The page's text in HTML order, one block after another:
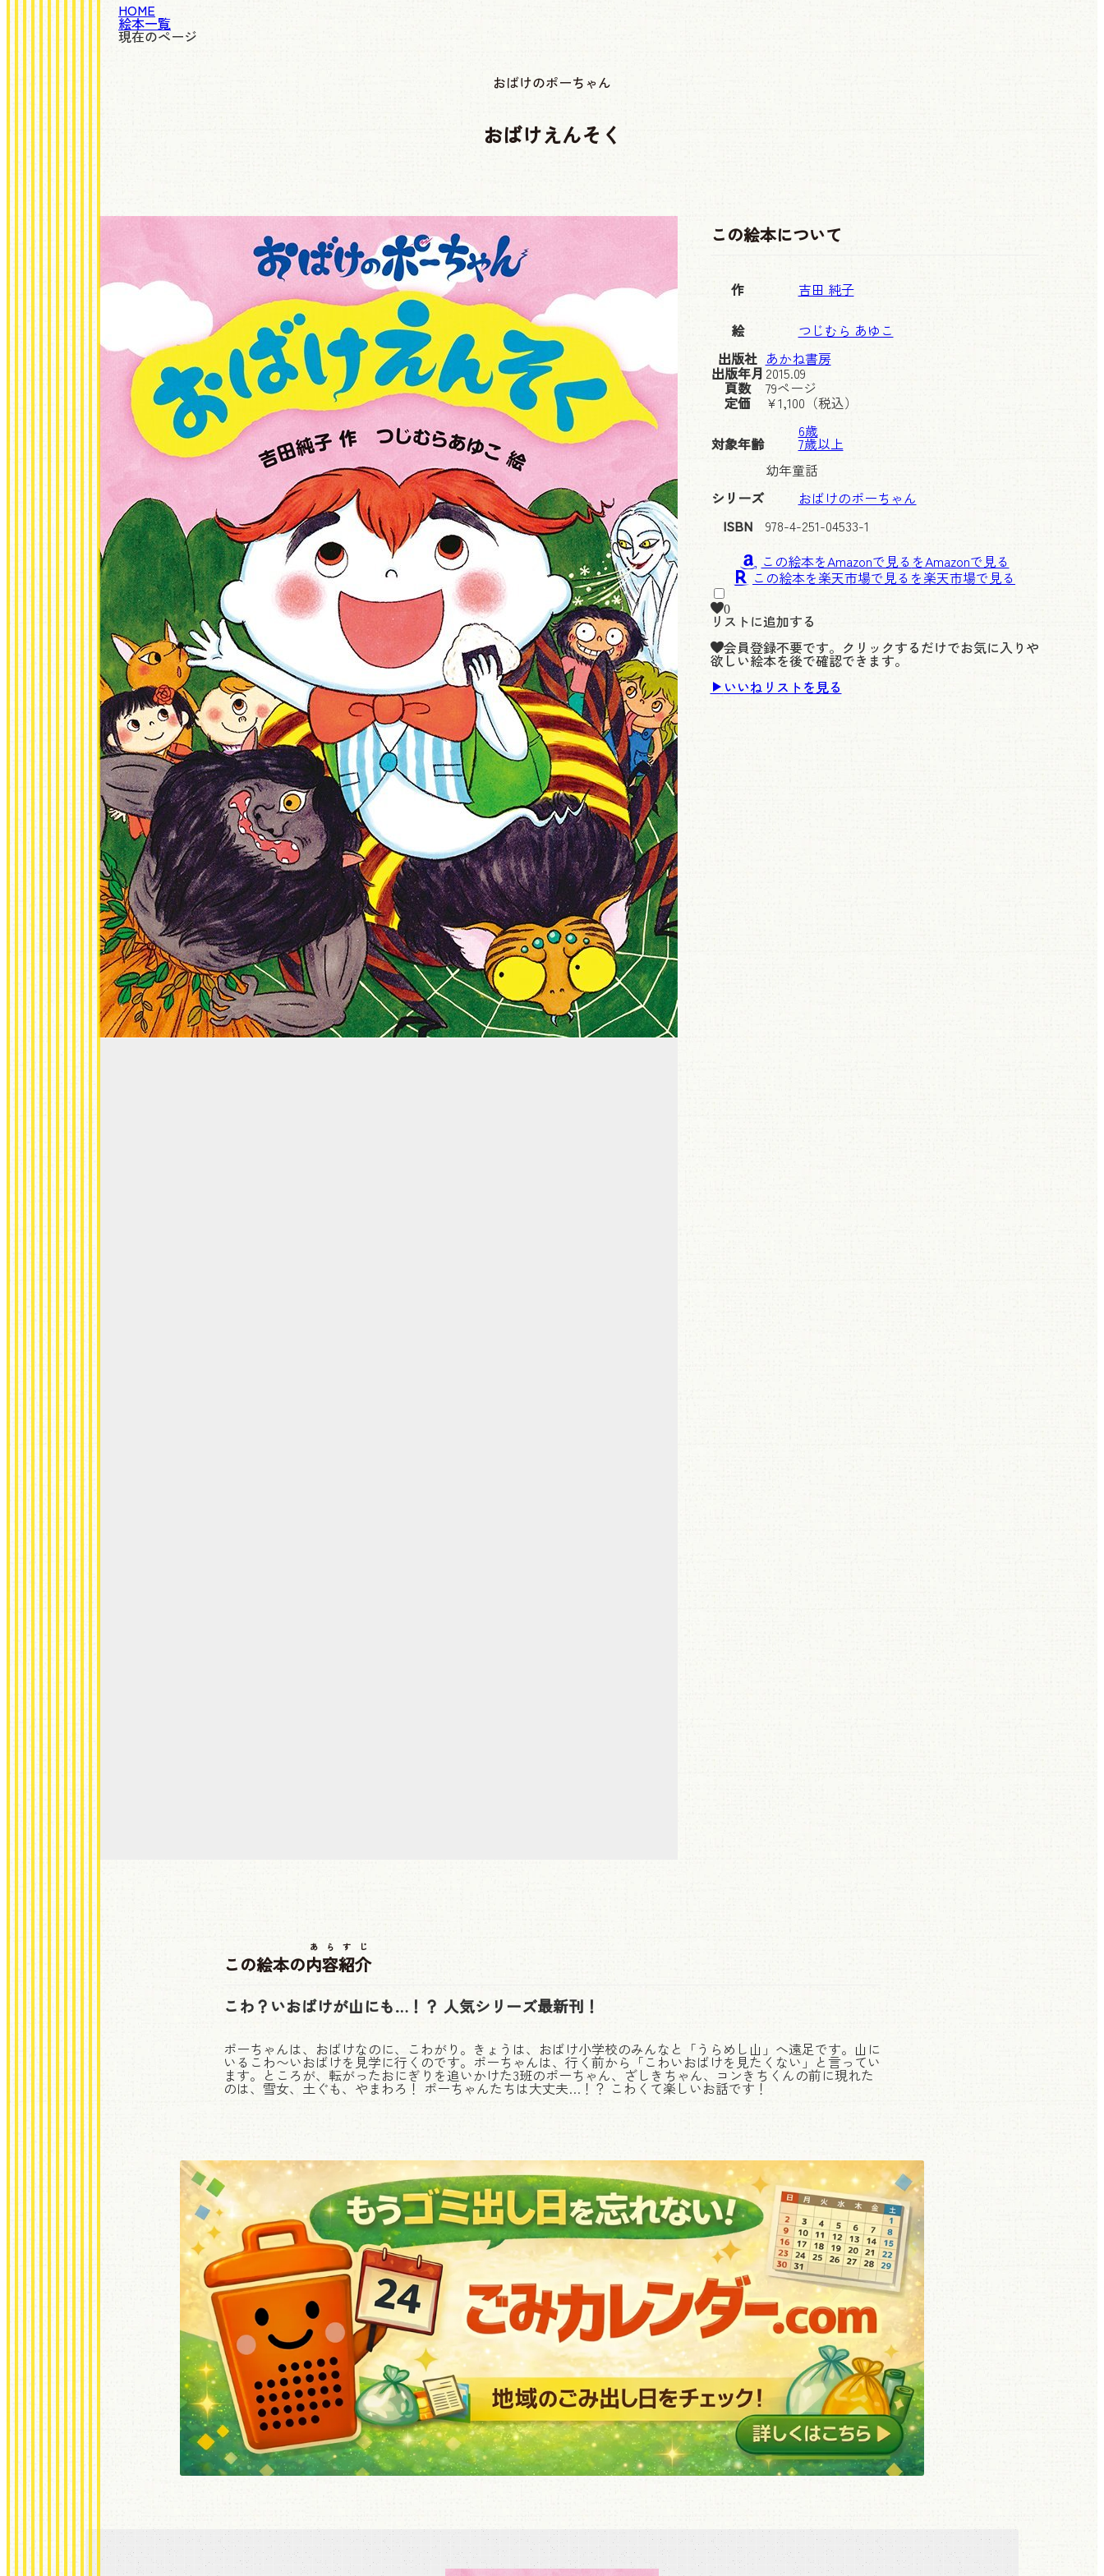
HOME
絵本一覧
現在のページ
おばけのポーちゃん
おばけえんそく
この絵本について
作 吉田 純子
絵
つじむら あゆこ
出版社 あかね書房
出版年月 2015.09
頁数 79ページ
定価 ¥1,100 （税込）
対象年齢
6歳
7歳以上
幼年童話
シリーズ
おばけのポーちゃん
ISBN
978-4-251-04533-1
この絵本をAmazonで見る
この絵本を楽天市場で見る
0
リストに追加する
会員登録不要です。クリックするだけでお気に入りや
欲しい絵本を後で確認できます。
いいねリストを見る
この絵本の内容紹介
あらすじ
こわ？いおばけが山にも…！？ 人気シリーズ最新刊！
ポーちゃんは、おばけなのに、こわがり。きょうは、おばけ小学校のみんなと「うらめし山」へ遠足です。山に
いるこわ〜いおばけを見学に行くのです。ポーちゃんは、行く前から「こわいおばけを見たくない」と言ってい
ます。ところが、転がったおにぎりを追いかけた3班のポーちゃん、ざしきちゃん、コンきちくんの前に現れた
のは、雪女、土ぐも、やまわろ！ ポーちゃんたちは大丈夫…！？ こわくて楽しいお話です！